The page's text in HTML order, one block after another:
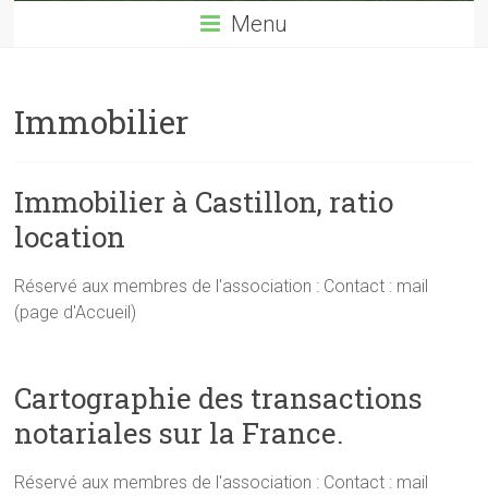
Menu
Immobilier
Immobilier à Castillon, ratio
location
Réservé aux membres de l'association : Contact : mail
(page d'Accueil)
Cartographie des transactions
notariales sur la France.
Réservé aux membres de l'association : Contact : mail